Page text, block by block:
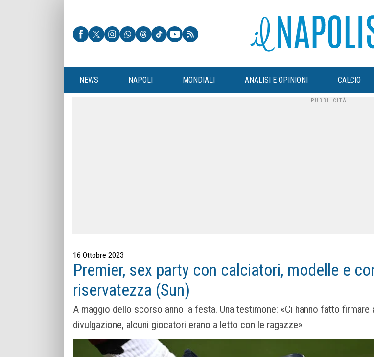
NEWS NAPOLI MONDIALI ANALISI E OPINIONI CALCIO
16 Ottobre 2023
Premier, sex party con calciatori, modelle e
riservatezza (Sun)
A maggio dello scorso anno la festa. Una testimone: «Ci hanno fatto firmare
divulgazione, alcuni giocatori erano a letto con le ragazze»